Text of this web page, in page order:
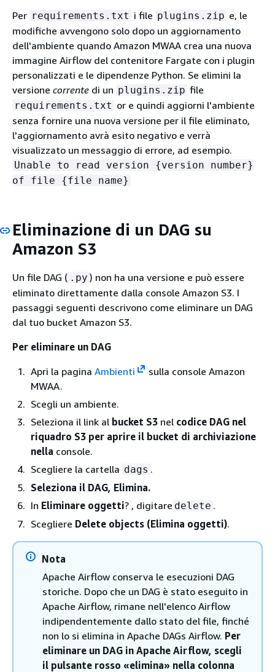
Per requirements.txt i file plugins.zip e, le
modifiche avvengono solo dopo un aggiornamento
dell'ambiente quando Amazon MWAA crea una nuova
immagine Airflow del contenitore Fargate con i plugin
personalizzati e le dipendenze Python. Se elimini la
versione corrente di un plugins.zip file
requirements.txt or e quindi aggiorni l'ambiente
senza fornire una nuova versione per il file eliminato,
l'aggiornamento avrà esito negativo e verrà
visualizzato un messaggio di errore, ad esempio.
Unable to read version {version number}
of file {file name}
Eliminazione di un DAG su
Amazon S3
Un file DAG ( .py ) non ha una versione e può essere
eliminato direttamente dalla console Amazon S3. I
passaggi seguenti descrivono come eliminare un DAG
dal tuo bucket Amazon S3.
Per eliminare un DAG
Apri la pagina Ambienti
sulla console Amazon
MWAA.
Scegli un ambiente.
Seleziona il link al bucket S3 nel codice DAG nel
riquadro S3 per aprire il bucket di archiviazione
nella console.
Scegliere la cartella dags .
Seleziona il DAG, Elimina.
In Eliminare oggetti? , digitare delete .
Scegliere Delete objects (Elimina oggetti).
Nota
Apache Airflow conserva le esecuzioni DAG
storiche. Dopo che un DAG è stato eseguito in
Apache Airflow, rimane nell'elenco Airflow
indipendentemente dallo stato del file, finché
non lo si elimina in Apache DAGs Airflow. Per
eliminare un DAG in Apache Airflow, scegli
il pulsante rosso «elimina» nella colonna